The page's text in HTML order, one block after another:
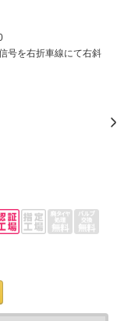
号を右折車線にて右斜